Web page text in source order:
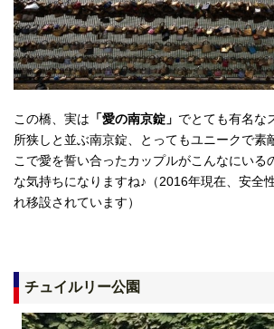
この橋、実は 「愛の南京錠」 でとても有名な
所狭しと並ぶ南京錠、とってもユニークで素
こで愛を誓い合ったカップルがこんなにいる
な気持ちになりますね♪（2016年現在、安全
れ移設されています）
チュイルリー公園